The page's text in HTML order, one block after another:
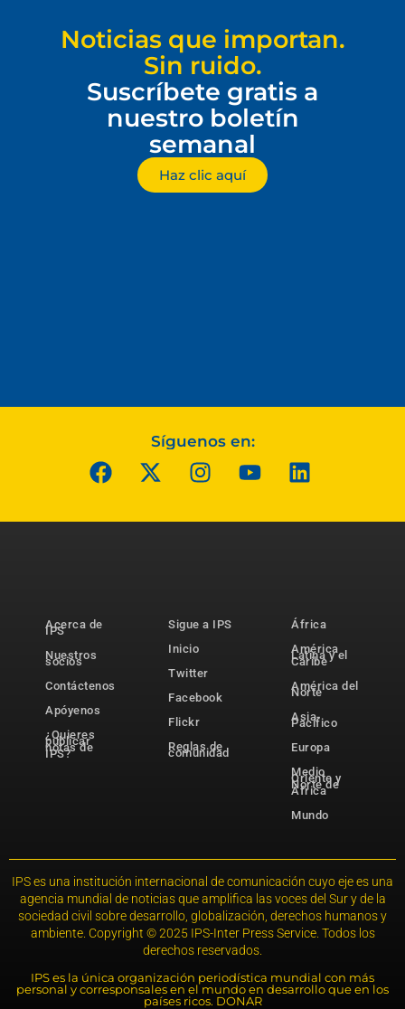
Noticias que importan.
Sin ruido.
Suscríbete gratis a
nuestro boletín
semanal
Haz clic aquí
Síguenos en:
Acerca de
IPS
Nuestros
socios
Contáctenos
Apóyenos
¿Quieres
publicar
notas de
IPS?
Sigue a IPS
Inicio
Twitter
Facebook
Flickr
Reglas de
comunidad
África
América
Latina y el
Caribe
América del
Norte
Asia-
Pacífico
Europa
Medio
Oriente y
Norte de
África
Mundo
IPS es una institución internacional de comunicación cuyo eje es una
agencia mundial de noticias que amplifica las voces del Sur y de la
sociedad civil sobre desarrollo, globalización, derechos humanos y
ambiente. Copyright © 2025 IPS-Inter Press Service. Todos los
derechos reservados.
IPS es la única organización periodística mundial con más
personal y corresponsales en el mundo en desarrollo que en los
países ricos. DONAR